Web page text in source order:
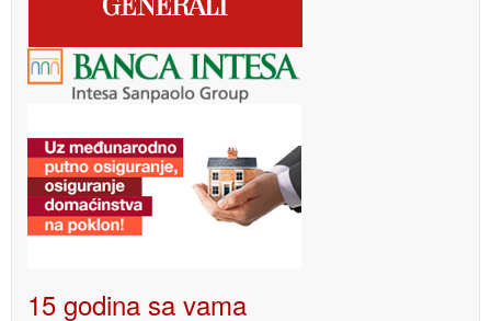
15 godina sa vama